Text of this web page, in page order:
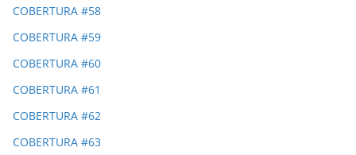
COBERTURA #58
COBERTURA #59
COBERTURA #60
COBERTURA #61
COBERTURA #62
COBERTURA #63